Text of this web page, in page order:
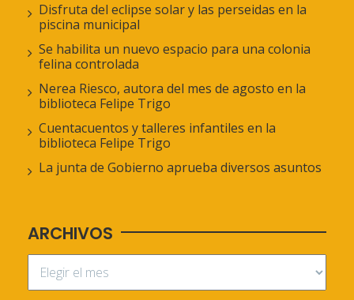
Disfruta del eclipse solar y las perseidas en la
piscina municipal
Se habilita un nuevo espacio para una colonia
felina controlada
Nerea Riesco, autora del mes de agosto en la
biblioteca Felipe Trigo
Cuentacuentos y talleres infantiles en la
biblioteca Felipe Trigo
La junta de Gobierno aprueba diversos asuntos
ARCHIVOS